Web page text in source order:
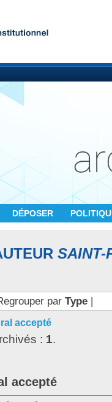
DÉPOSER
SAINT-
par Type|
accepté
: 1.
accepté